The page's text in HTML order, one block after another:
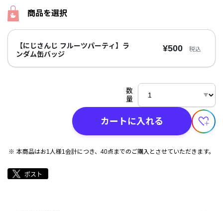
商品を選択
【にじさんじ フルーツパーティ】ラ
ンダム缶バッジ
¥500 税込
数
量
カートに入れる
本商品はお1人様1会計につき、40点までのご購入とさせていただきます。